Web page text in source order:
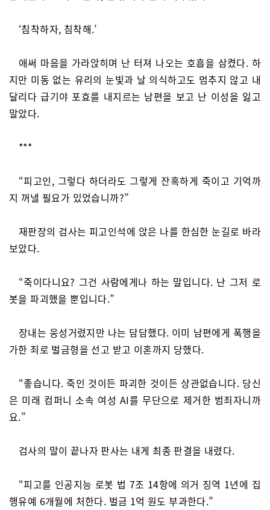
‘침착하자, 침착해.’
애써 마음을 가라앉히며 난 터져 나오는 호흡을 삼켰다. 하
지만 미동 없는 유리의 눈빛과 날 의식하고도 멈추지 않고 내
달리다 급기야 포효를 내지르는 남편을 보고 난 이성을 잃고
말았다.
***
“피고인, 그렇다 하더라도 그렇게 잔혹하게 죽이고 기억까
지 꺼낼 필요가 있었습니까?”
재판장의 검사는 피고인석에 앉은 나를 한심한 눈길로 바라
보았다.
“죽이다니요? 그건 사람에게나 하는 말입니다. 난 그저 로
봇을 파괴했을 뿐입니다.”
장내는 웅성거렸지만 나는 담담했다. 이미 남편에게 폭행을
가한 죄로 벌금형을 선고 받고 이혼까지 당했다.
“좋습니다. 죽인 것이든 파괴한 것이든 상관없습니다. 당신
은 미래 컴퍼니 소속 여성 AI를 무단으로 제거한 범죄자니까
요.”
검사의 말이 끝나자 판사는 내게 최종 판결을 내렸다.
“피고를 인공지능 로봇 법 7조 14항에 의거 징역 1년에 집
행유예 6개월에 처한다. 벌금 1억 원도 부과한다.”